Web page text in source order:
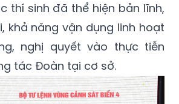
thí sinh đã thể hiện bản lĩnh,
khả năng vận dụng linh hoạt
nghị quyết vào thực tiễn
tác Đoàn tại cơ sở.